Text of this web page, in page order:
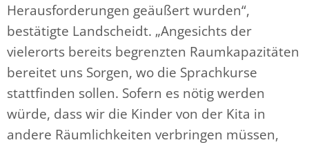
Herausforderungen geäußert wurden“,
bestätigte Landscheidt. „Angesichts der
vielerorts bereits begrenzten Raumkapazitäten
bereitet uns Sorgen, wo die Sprachkurse
stattfinden sollen. Sofern es nötig werden
würde, dass wir die Kinder von der Kita in
andere Räumlichkeiten verbringen müssen,